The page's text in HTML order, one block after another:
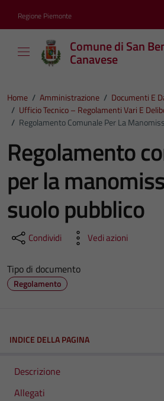
Regione Piemonte
Comune di San
Canavese
Home / Amministrazione / Documenti E
/ Ufficio Tecnico – Regolamenti Vari E
/ Regolamento Comunale Per La
Regolamento
per la
suolo pubblico
Condividi Vedi azioni
Tipo di documento
Regolamento
INDICE DELLA PAGINA
Descrizione
Allegati